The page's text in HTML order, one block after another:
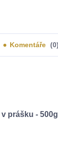
Komentáře 0
v prášku - 500g